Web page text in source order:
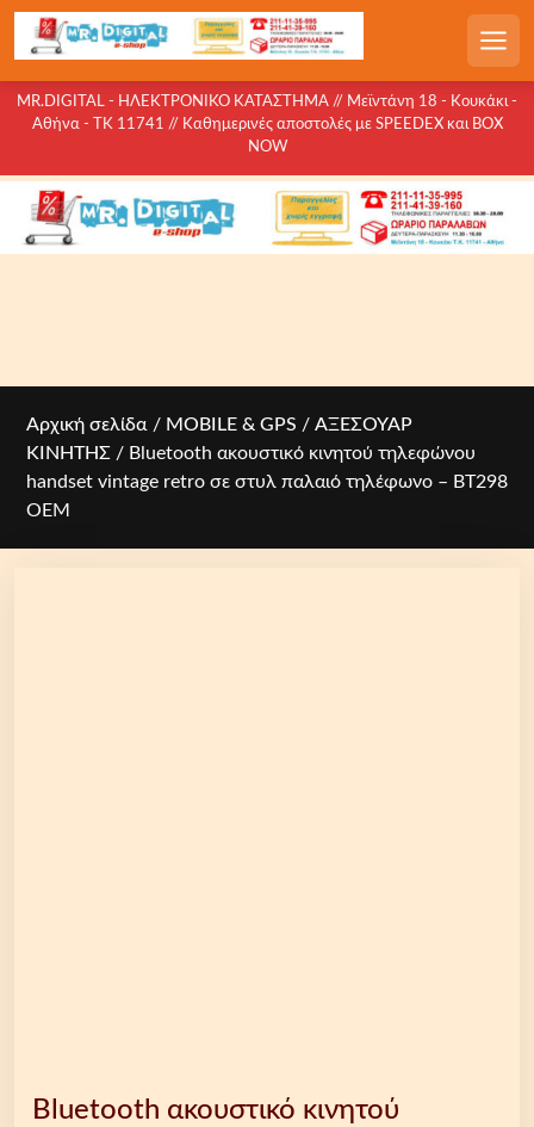
c
MR.DIGITAL - ΗΛΕΚΤΡΟΝΙΚΟ ΚΑΤΑΣΤΗΜΑ // Μεϊντάνη 18 - Κουκάκι -
Αθήνα - ΤΚ 11741 // Καθημερινές αποστολές με SPEEDEX και BOX
NOW
Αρχική σελίδα / MOBILE & GPS / ΑΞΕΣΟΥΑΡ
ΚΙΝΗΤΗΣ / Bluetooth ακουστικό κινητού τηλεφώνου
handset vintage retro σε στυλ παλαιό τηλέφωνο – BT298
OEM
Bluetooth ακουστικό κινητού